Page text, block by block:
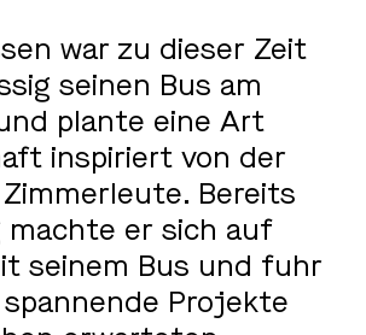
war zu dieser Zeit
seinen Bus am
plante eine Art
inspiriert von der
Zimmerleute. Bereits
machte er sich auf
seinem Bus und fuhr
Projekte